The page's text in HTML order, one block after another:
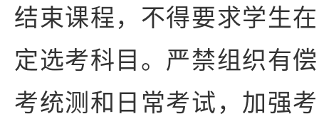
结束课程，不得要求学生
定选考科目。严禁组织有
考统测和日常考试，加强